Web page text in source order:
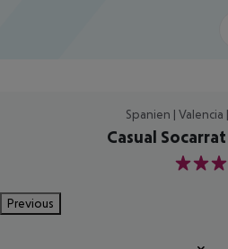
Spanien | Valencia
Casual
3
Previous